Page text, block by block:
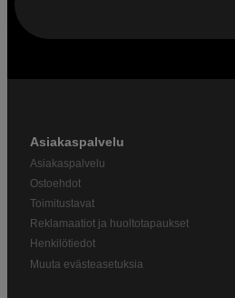
Asiakaspalvelu
Asiakaspalvelu
Ostoehdot
Toimitustavat
Reklamaatiot ja huoltotapaukset
Henkilötiedot
Muuta evästeasetuksia